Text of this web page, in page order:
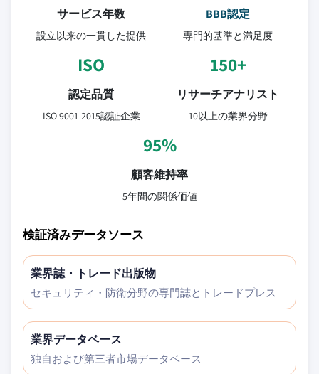
サービス年数
設立以来の一貫した提供
BBB認定
専門的基準と満足度
ISO
認定品質
ISO 9001-2015認証企業
150+
リサーチアナリスト
10以上の業界分野
95%
顧客維持率
5年間の関係価値
検証済みデータソース
業界誌・トレード出版物
セキュリティ・防衛分野の専門誌とトレードプレス
業界データベース
独自および第三者市場データベース